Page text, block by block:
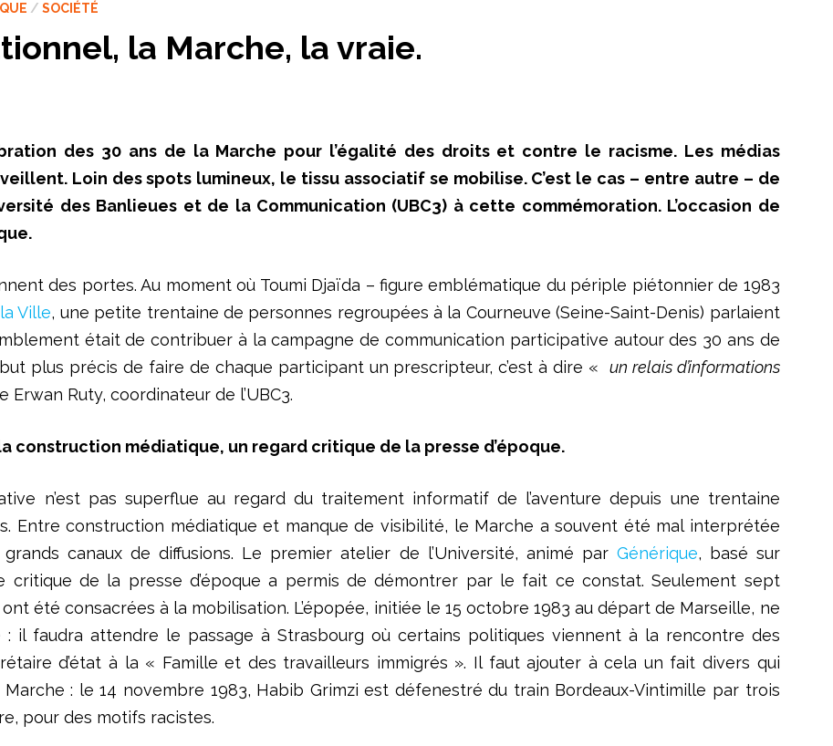
/SOCIÉTÉ
la Marche, la vraie.
des 30 ans de la Marche pour l’égalité des droits et contre le racisme. Les médias
Loin des spots lumineux, le tissu associatif se mobilise. C’est le cas – entre autre – de
des Banlieues et de la Communication (UBC3) à cette commémoration. L’occasion de
des portes. Au moment où Toumi Djaïda – figure emblématique du périple piétonnier de 1983
Ville, une petite trentaine de personnes regroupées à la Courneuve (Seine-Saint-Denis) parlaient
était de contribuer à la campagne de communication participative autour des 30 ans de
plus précis de faire de chaque participant un prescripteur, c’est à dire « un relais d’informations
Erwan Ruty, coordinateur de l’UBC3.
construction médiatique, un regard critique de la presse d’époque.
n’est pas superflue au regard du traitement informatif de l’aventure depuis une trentaine
Entre construction médiatique et manque de visibilité, le Marche a souvent été mal interprétée
canaux de diffusions. Le premier atelier de l’Université, animé par Générique, basé sur
critique de la presse d’époque a permis de démontrer par le fait ce constat. Seulement sept
été consacrées à la mobilisation. L’épopée, initiée le 15 octobre 1983 au départ de Marseille, ne
: il faudra attendre le passage à Strasbourg où certains politiques viennent à la rencontre des
d’état à la « Famille et des travailleurs immigrés ». Il faut ajouter à cela un fait divers qui
: le 14 novembre 1983, Habib Grimzi est défenestré du train Bordeaux-Vintimille par trois
pour des motifs racistes.